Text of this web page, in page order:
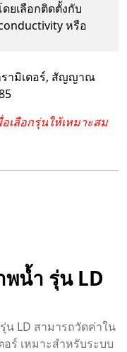
ยเลือกติดตั้งกับ
หรือ
รามิเตอร์, สัญญาณ
เลือกรุ่นให้เหมาะสม
น้ำ รุ่น LD
LD สามารถวัดค่าใน
ร์ เหมาะสำหรับระบบ